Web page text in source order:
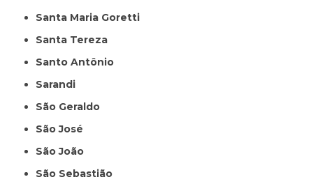
Santa Maria Goretti
Santa Tereza
Santo Antônio
Sarandi
São Geraldo
São José
São João
São Sebastião